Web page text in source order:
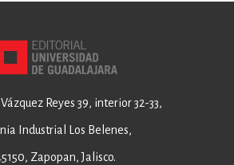
Reyes 39, interior 32-33,
Industrial Los Belenes,
Zapopan, Jalisco.